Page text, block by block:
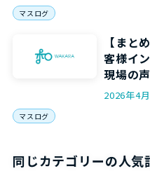
マスログ
【まと
客様イ
現場の声
2026年4
マスログ
同じカテゴリーの人気